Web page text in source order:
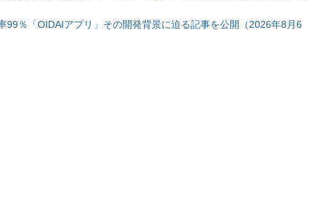
99％「OIDAIアプリ」その開発背景に迫る記事を公開（2026年8月6